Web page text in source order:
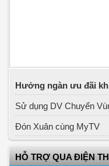
Hưởng ngàn ưu đãi
Sử dụng DV Chuyển
Đón Xuân cùng MyTV
HỖ TRỢ QUA ĐIỆN